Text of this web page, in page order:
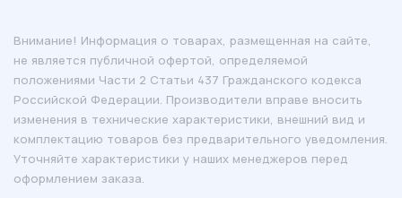
Внимание! Информация о товарах, размещенная на сайте,
не является публичной офертой, определяемой
положениями Части 2 Статьи 437 Гражданского кодекса
Российской Федерации. Производители вправе вносить
изменения в технические характеристики, внешний вид и
комплектацию товаров без предварительного уведомления.
Уточняйте характеристики у наших менеджеров перед
оформлением заказа.